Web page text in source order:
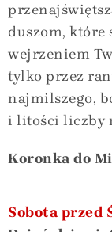
duszom, które
wejrzeniem
tylko przez
najmilszego,
i litości liczby
Koronka do
Sobota przed